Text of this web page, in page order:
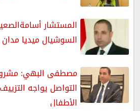
المستشار
السوشيال ميديا
مصطفى البهي:
التواصل يواجه
الأطفال